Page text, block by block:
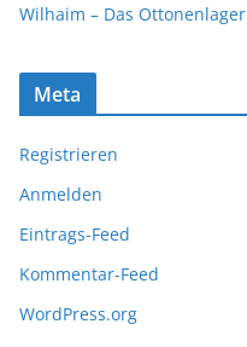
Wilhaim – Das Ottonenlager
Meta
Registrieren
Anmelden
Eintrags-Feed
Kommentar-Feed
WordPress.org